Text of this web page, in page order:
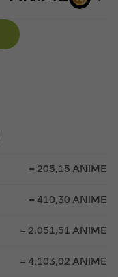
= 205,15 ANIME
= 410,30 ANIME
= 2.051,51 ANIME
= 4.103,02 ANIME